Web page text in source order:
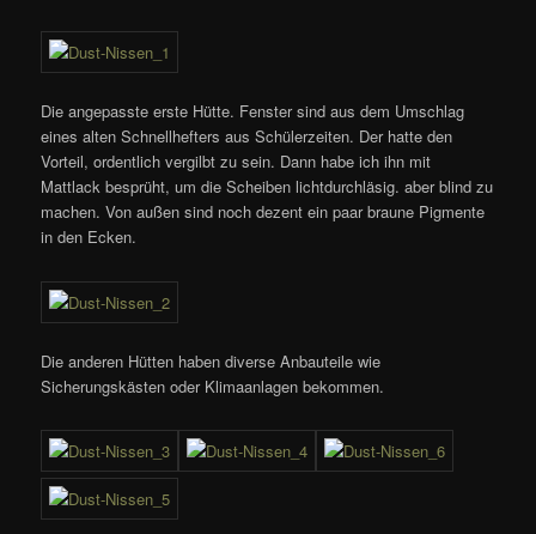
Die angepasste erste Hütte. Fenster sind aus dem Umschlag
eines alten Schnellhefters aus Schülerzeiten. Der hatte den
Vorteil, ordentlich vergilbt zu sein. Dann habe ich ihn mit
Mattlack besprüht, um die Scheiben lichtdurchläsig. aber blind zu
machen. Von außen sind noch dezent ein paar braune Pigmente
in den Ecken.
Die anderen Hütten haben diverse Anbauteile wie
Sicherungskästen oder Klimaanlagen bekommen.